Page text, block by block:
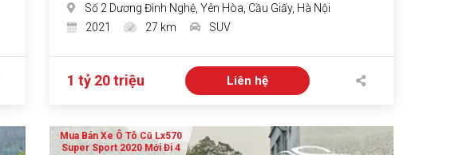
Số 2 Dương Đình Nghệ, Yên Hòa, Cầu Giấy, Hà Nội
2021
27 km SUV
1 tỷ 20 triệu Liên hệ
Mua Bán Xe Ô Tô Cũ Lx570
Super Sport 2020 Mới Đi 4